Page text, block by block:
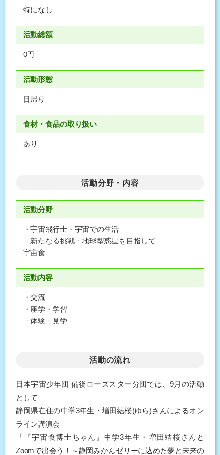
特になし
活動総額
0円
活動形態
日帰り
食材・食品の取り扱い
あり
活動分野・内容
活動分野
・宇宙飛行士・宇宙での生活
・新たなる挑戦・地球型惑星を目指して
宇宙食
活動内容
・交流
・座学・学習
・体験・見学
活動の流れ
日本宇宙少年団 備後ローズスター分団では、9月の活動
として
静岡県在住の中学3年生・増田結桜(ゆら)さんによるオン
ライン講演会
「『宇宙食博士ちゃん』中学3年生・増田結桜さんと
Zoomで出会う！～静岡みかんゼリーに込めた夢と未来の